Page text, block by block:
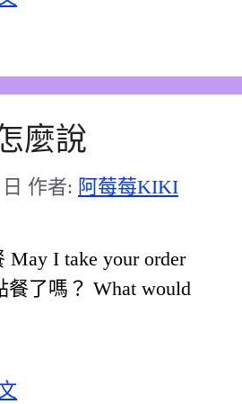
麼說
作者: 阿莓莓KIKI
I take your order
餐了嗎？ What would